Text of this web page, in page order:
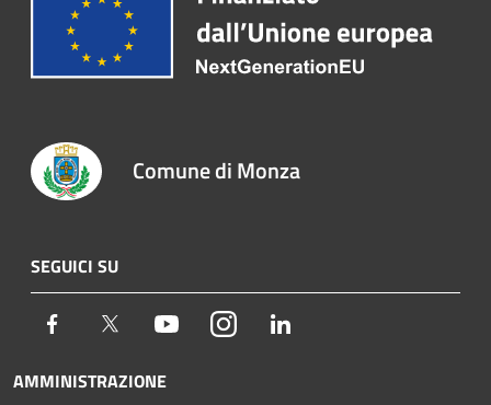
Comune di Monza
SEGUICI SU
Facebook Twitter YoutubeInstagram
AMMINISTRAZIONE